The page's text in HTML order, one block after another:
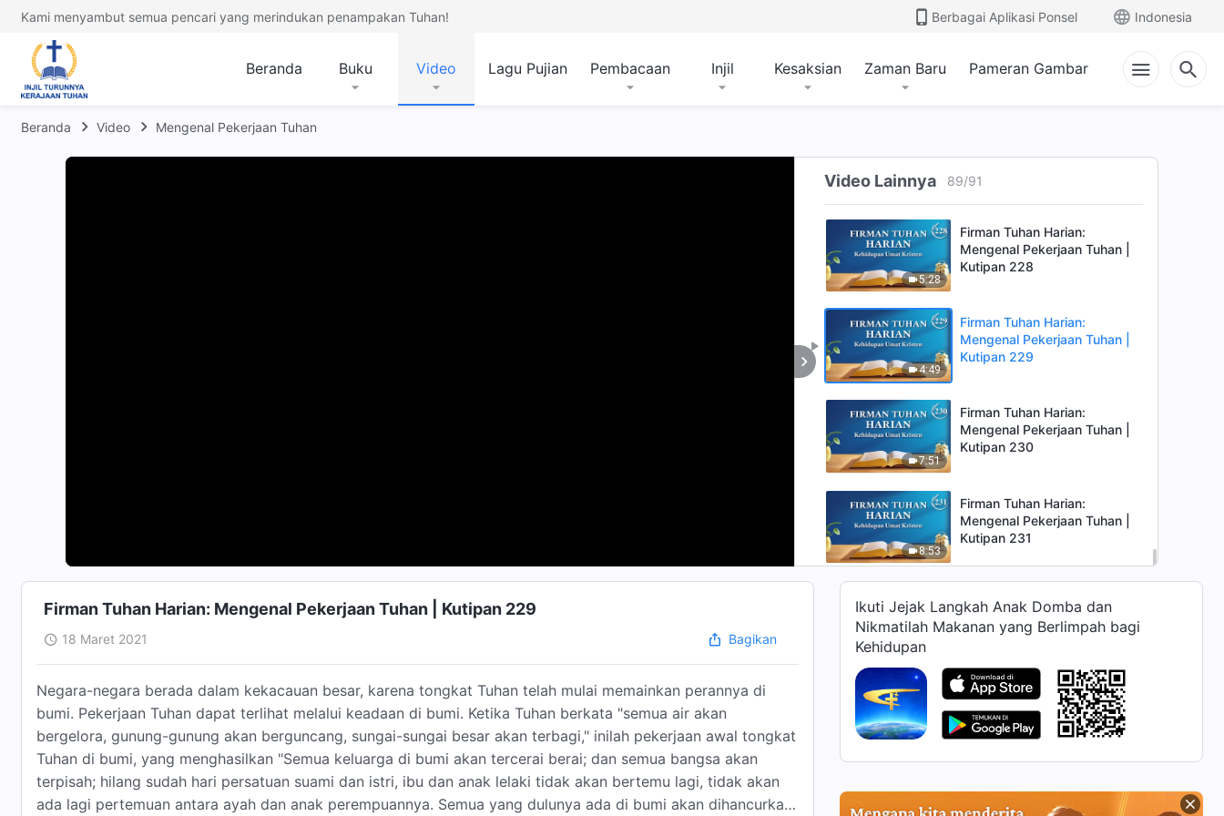
Kami menyambut semua pencari yang merindukan penampakan Tuhan! Berbagai Aplikasi Ponsel Indonesia
Beranda Buku Video Lagu Pujian Pembacaan Injil Kesaksian Zaman Baru Pameran Gambar
Beranda Video Mengenal Pekerjaan Tuhan
Video Lainnya 89/91
6:01
Mengenal Pekerjaan Tuhan |
8:45
Mengenal Pekerjaan Tuhan |
Kutipan 227
5:28
Firman Tuhan Harian:
Mengenal Pekerjaan Tuhan |
Kutipan 228
4:49
Firman Tuhan Harian:
Mengenal Pekerjaan Tuhan |
Kutipan 229
7:51
Firman Tuhan Harian:
Mengenal Pekerjaan Tuhan |
Kutipan 230
8:53
Firman Tuhan Harian:
Mengenal Pekerjaan Tuhan |
Kutipan 231
Firman Tuhan Harian: Mengenal Pekerjaan Tuhan | Kutipan 229
18 Maret 2021 Bagikan
Negara-negara berada dalam kekacauan besar, karena tongkat Tuhan telah mulai memainkan perannya di
bumi. Pekerjaan Tuhan dapat terlihat melalui keadaan di bumi. Ketika Tuhan berkata "semua air akan
bergelora, gunung-gunung akan berguncang, sungai-sungai besar akan terbagi," inilah pekerjaan awal tongkat
Tuhan di bumi, yang menghasilkan "Semua keluarga di bumi akan tercerai berai; dan semua bangsa akan
terpisah; hilang sudah hari persatuan suami dan istri, ibu dan anak lelaki tidak akan bertemu lagi, tidak akan
ada lagi pertemuan antara ayah dan anak perempuannya. Semua yang dulunya ada di bumi akan dihancurkan
Ikuti Jejak Langkah Anak Domba dan
Nikmatilah Makanan yang Berlimpah bagi
Kehidupan